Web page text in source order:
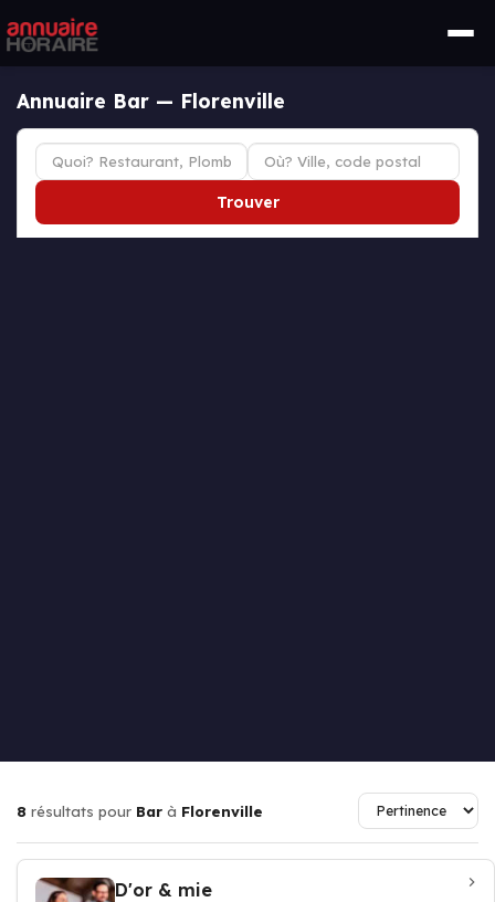
Annuaire Bar — Florenville
Trouver
8 résultats pour Bar à Florenville
D'or & mie